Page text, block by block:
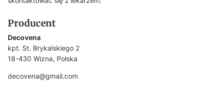
Producent
Decovena
kpt. St. Brykalskiego 2
18-430 Wizna, Polska
decovena@gmail.com